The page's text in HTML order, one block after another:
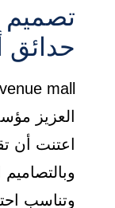
حدائق
العزيز
اعتنت أن
وتناسب